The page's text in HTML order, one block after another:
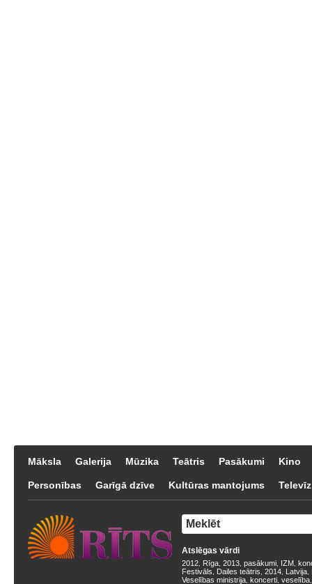
Māksla Galerija Mūzika Teātris Pasākumi Kino
Personības Garīgā dzīve Kultūras mantojums
Atslēgas vārdi
2012 Rīga 2013 pasākumi IZM
Festivāls
Dailes teātris 2014 Latvija
Veselības ministrija koncerti veselība